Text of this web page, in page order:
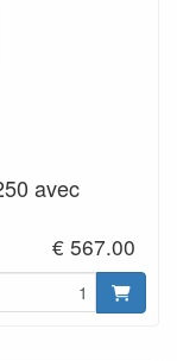
avec
€ 567.00